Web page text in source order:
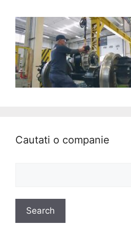
Cautati o companie